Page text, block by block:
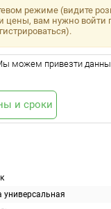
универсальная
режиме (видите
цены, вам нужно войти
можем привезти
и сроки